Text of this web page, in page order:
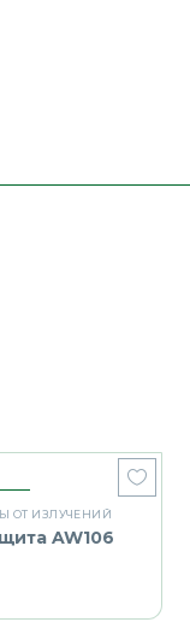
ОТ ИЗЛУЧЕНИЙ
AW106